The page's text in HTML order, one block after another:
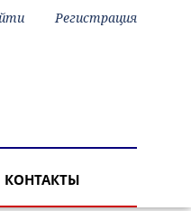
Регистрация
КОНТАКТЫ